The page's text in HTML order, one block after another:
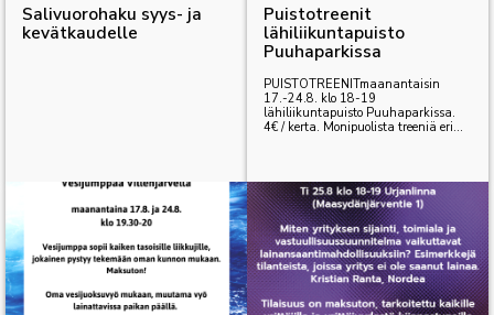
Salivuorohaku syys- ja
kevätkaudelle
Puistotreenit
lähiliikuntapuisto
Puuhaparkissa
PUISTOTREENITmaanantaisin
17.-24.8. klo 18-19
lähiliikuntapuisto Puuhaparkissa.
4€ / kerta. Monipuolista treeniä eri...